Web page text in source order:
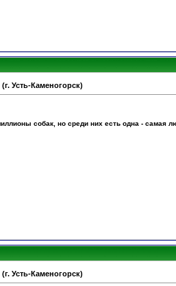
Усть-Каменогорск)
собак, но среди них есть одна - самая
Усть-Каменогорск)